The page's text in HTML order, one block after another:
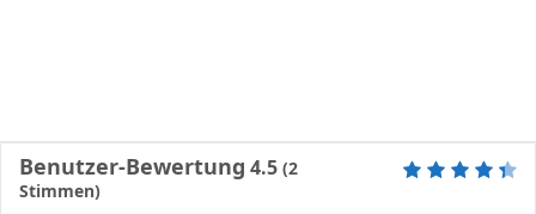
Benutzer-Bewertung 4.5 (2
Stimmen)